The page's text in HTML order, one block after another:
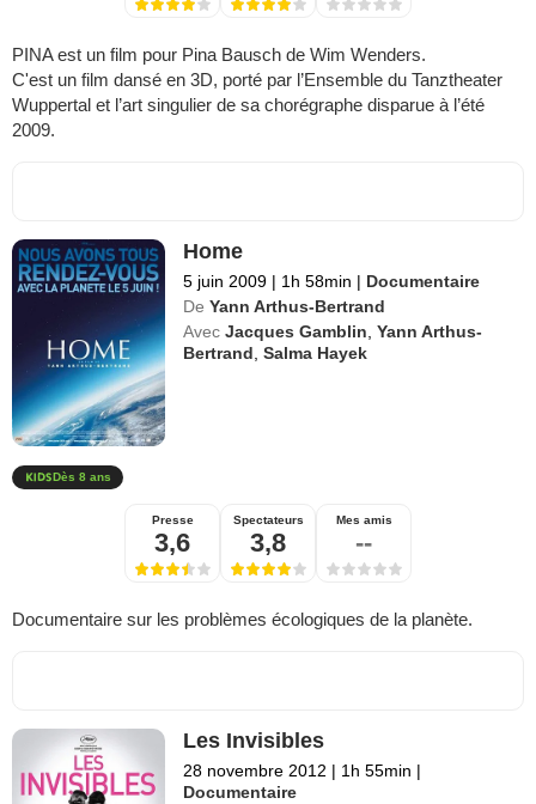
PINA est un film pour Pina Bausch de Wim Wenders.
C'est un film dansé en 3D, porté par l’Ensemble du Tanztheater
Wuppertal et l’art singulier de sa chorégraphe disparue à l’été
2009.
Home
5 juin 2009 | 1h 58min | Documentaire
De Yann Arthus-Bertrand
Avec Jacques Gamblin ,Yann Arthus-
Bertrand ,Salma Hayek
Dès 8 ans
Presse
3,6
Spectateurs
3,8
Mes amis
--
Documentaire sur les problèmes écologiques de la planète.
Les Invisibles
28 novembre 2012 | 1h 55min |
Documentaire